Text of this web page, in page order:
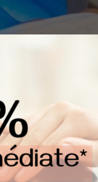
les processus
cutané et